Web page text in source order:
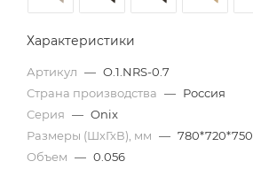
Характеристики
Артикул — O.1.NRS-0.7
Страна производства — Россия
Серия — Onix
Размеры (ШхГхВ), мм — 780*720*750
Объем — 0.056